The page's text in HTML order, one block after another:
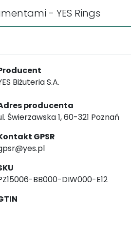
- YES Rings
Biżuteria S.A.
producenta
Świerzawska 1, 60-321 Poznań
GPSR
BB000-DIW000-E12